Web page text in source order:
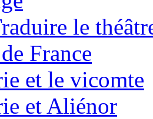
le
France
et le vicomte
et Aliénor